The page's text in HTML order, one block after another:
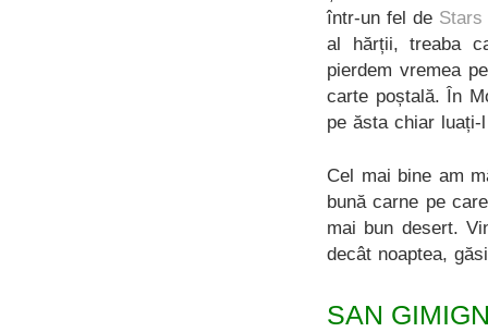
într-un fel de Stars
al hărții, treaba
pierdem vremea
carte poștală. În
pe ăsta chiar
Cel mai bine am
bună carne pe
mai bun desert.
decât noaptea,
SAN